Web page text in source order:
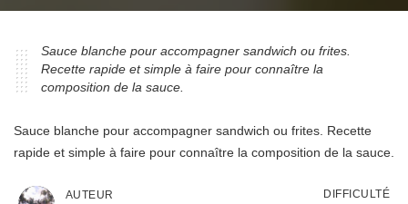
Sauce blanche pour accompagner sandwich ou frites.
Recette rapide et simple à faire pour connaître la
composition de la sauce.
Sauce blanche pour accompagner sandwich ou frites. Recette
rapide et simple à faire pour connaître la composition de la sauce.
AUTEUR
DIFFICULTÉ